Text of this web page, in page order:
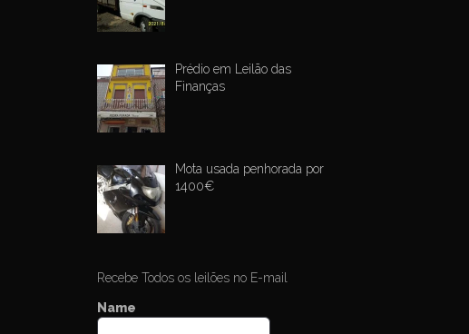
Prédio em Leilão das
Finanças
Mota usada penhorada por
1400€
Recebe Todos os leilões no E-mail
Name